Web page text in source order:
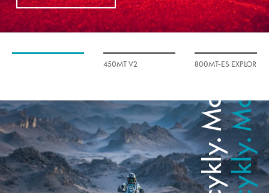
800MT-ES EXPLORE
X625-A BLACK
Motocykly. Motocykly.Motocykly. Motocykly.